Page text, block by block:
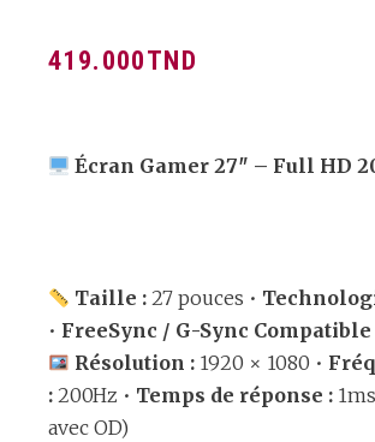
419.000TND
Écran Gamer 27″ – Full HD
Taille : 27 pouces •
• FreeSync / G-Sync Compatible
Résolution : 1920 × 1080 •
: 200Hz • Temps de réponse :
avec OD)